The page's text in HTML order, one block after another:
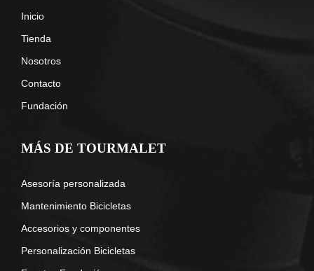
Inicio
Tienda
Nosotros
Contacto
Fundación
MÁS DE TOURMALET
Asesoría personalizada
Mantenimiento Bicicletas
Accesorios y componentes
Personalización Bicicletas